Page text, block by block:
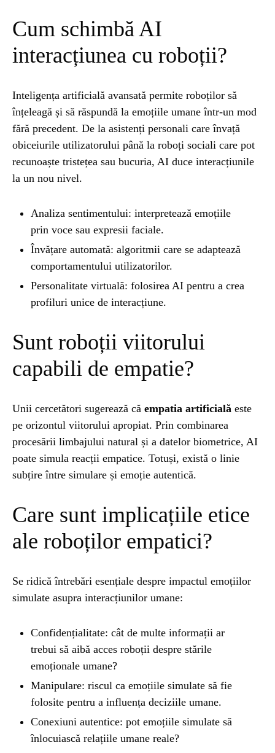
Cum schimbă AI
interacțiunea cu roboții?
Inteligența artificială avansată permite roboților să
înțeleagă și să răspundă la emoțiile umane într-un mod
fără precedent. De la asistenți personali care învață
obiceiurile utilizatorului până la roboți sociali care pot
recunoaște tristețea sau bucuria, AI duce interacțiunile
la un nou nivel.
Analiza sentimentului: interpretează emoțiile
prin voce sau expresii faciale.
Învățare automată: algoritmii care se adaptează
comportamentului utilizatorilor.
Personalitate virtuală: folosirea AI pentru a crea
profiluri unice de interacțiune.
Sunt roboții viitorului
capabili de empatie?
Unii cercetători sugerează că empatia artificială este
pe orizontul viitorului apropiat. Prin combinarea
procesării limbajului natural și a datelor biometrice, AI
poate simula reacții empatice. Totuși, există o linie
subțire între simulare și emoție autentică.
Care sunt implicațiile etice
ale roboților empatici?
Se ridică întrebări esențiale despre impactul emoțiilor
simulate asupra interacțiunilor umane:
Confidențialitate: cât de multe informații ar
trebui să aibă acces roboții despre stările
emoționale umane?
Manipulare: riscul ca emoțiile simulate să fie
folosite pentru a influența deciziile umane.
Conexiuni autentice: pot emoțiile simulate să
înlocuiască relațiile umane reale?
APLICATIA
POPULAR
UNCATEGORIZED 1 year ago
Barajul Trei Defileuri a Încetinit Rotația
Pământului: Mit sau Realitate?
BLOG 2 years ago
Seriale turcesti:Top 5 cele mai bune seriale
BLOG 2 years ago
Espressor paduri Senseo blocat?Afla cum îl
poti debloca
ȘTIINȚA 1 year ago
Ai simțit vreodată deja-vu? Află de ce se
întâmplă